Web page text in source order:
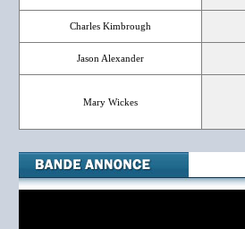
Charles Kimbrough
Jason Alexander
Mary Wickes